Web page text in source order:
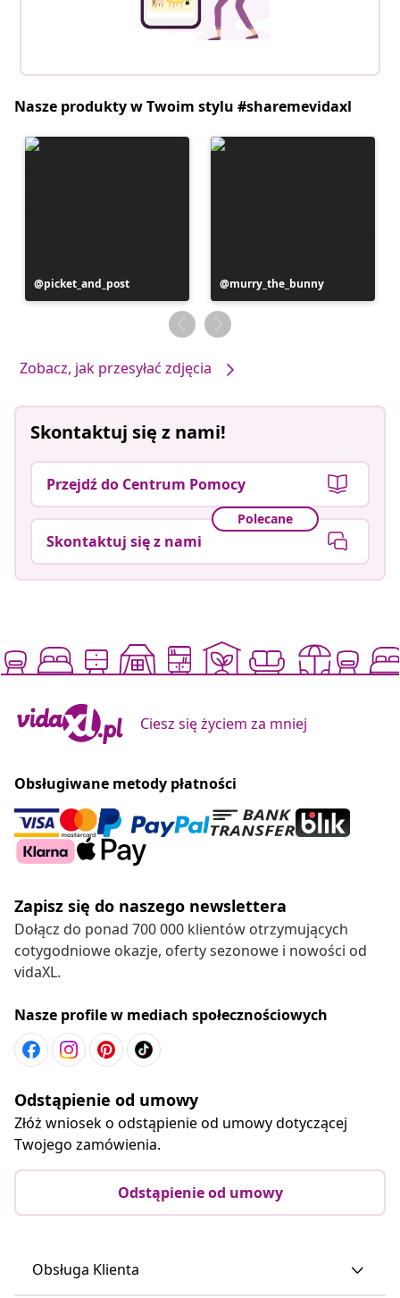
Nasze produkty w Twoim stylu #sharemevidaxl
Post
opublikowany
picket_and_post
Post
opublikowany
przez
murry_the_bunny
Zobacz, jak przesyłać zdjęcia
Skontaktuj się z nami!
Przejdź do Centrum Pomocy
Polecane
Skontaktuj się z nami
Ciesz się życiem za mniej
Obsługiwane metody płatności
Zapisz się do naszego newslettera
Dołącz do ponad 700 000 klientów otrzymujących
cotygodniowe okazje, oferty sezonowe i nowości od
vidaXL.
Nasze profile w mediach społecznościowych
Odstąpienie od umowy
Złóż wniosek o odstąpienie od umowy dotyczącej
Twojego zamówienia.
Odstąpienie od umowy
Obsługa Klienta